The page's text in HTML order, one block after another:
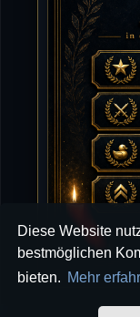
Diese Website
bestmöglichen
bieten. Mehr
Happy
10.07.2026 /
Hallo
10.07.2026 /
Alles
Was